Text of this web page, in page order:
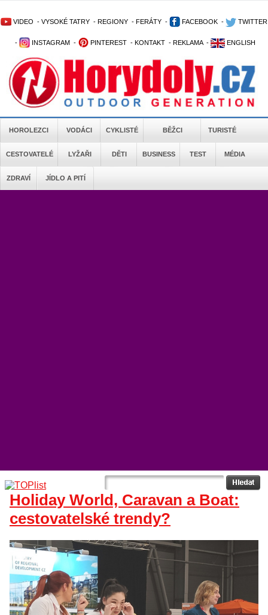
VIDEO - VYSOKÉ TATRY - REGIONY - FERÁTY - FACEBOOK - TWITTER
- INSTAGRAM - PINTEREST - KONTAKT - REKLAMA - ENGLISH
HOROLEZCI VODÁCI CYKLISTÉ BĚŽCI TURISTÉ
CESTOVATELÉ LYŽAŘI DĚTI BUSINESS TEST MÉDIA
ZDRAVÍ JÍDLO A PITÍ
Holiday World, Caravan a Boat:
cestovatelské trendy?